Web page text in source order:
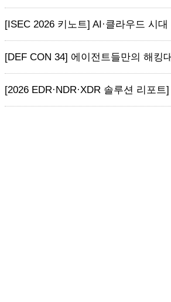
[ISEC 2026 키노트] AI·클라우드 시대
[DEF CON 34] 에이전트들만의 해킹
[2026 EDR·NDR·XDR 솔루션 리포트